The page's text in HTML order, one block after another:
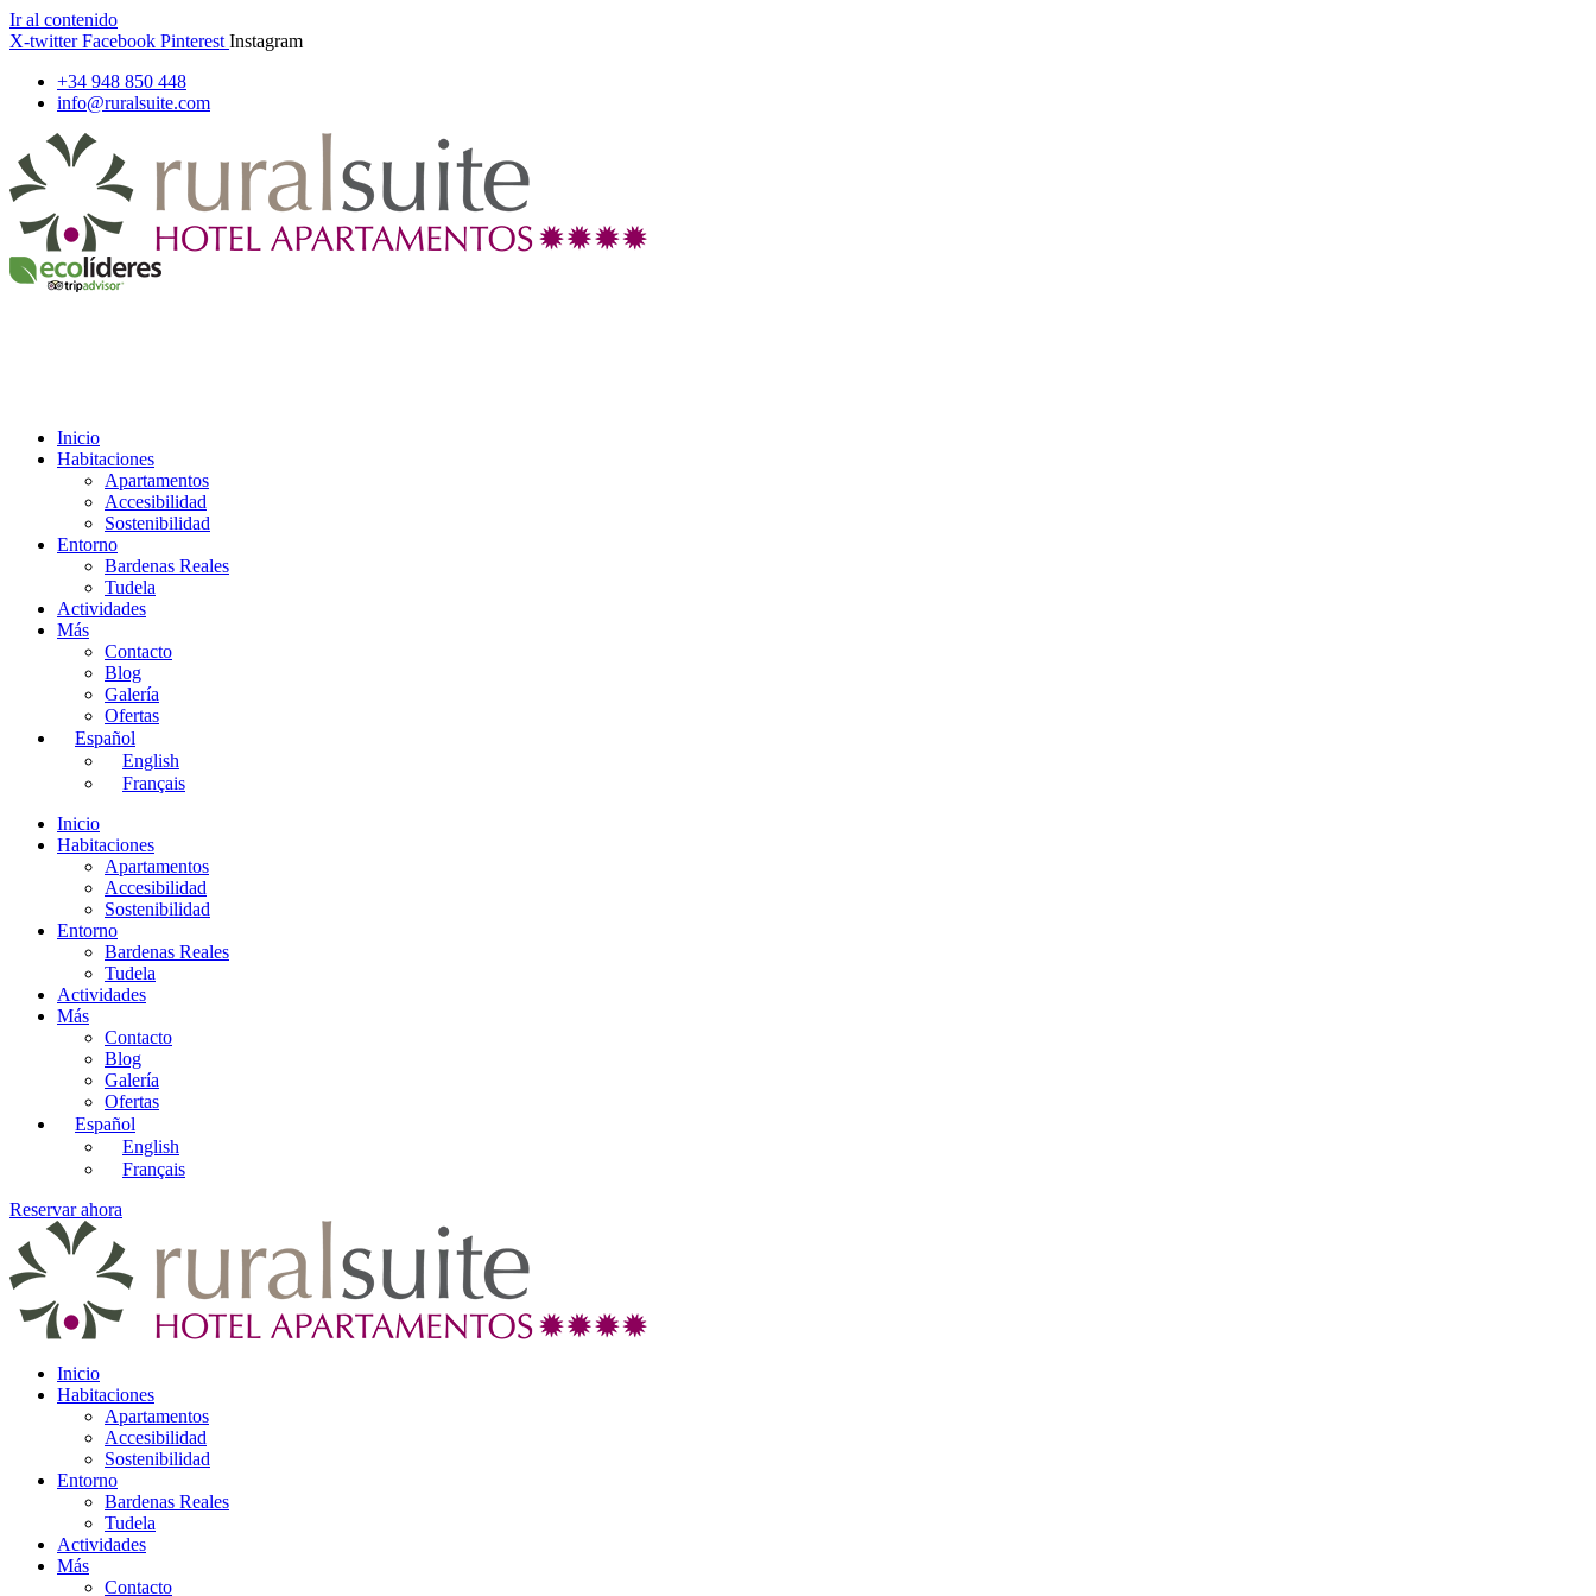
Ir al contenido
X-twitter Facebook Pinterest Instagram
+34 948 850 448
info@ruralsuite.com
Inicio
Habitaciones
Apartamentos
Accesibilidad
Sostenibilidad
Entorno
Bardenas Reales
Tudela
Actividades
Más
Contacto
Blog
Galería
Ofertas
Español
English
Français
Inicio
Habitaciones
Apartamentos
Accesibilidad
Sostenibilidad
Entorno
Bardenas Reales
Tudela
Actividades
Más
Contacto
Blog
Galería
Ofertas
Español
English
Français
Reservar ahora
Inicio
Habitaciones
Apartamentos
Accesibilidad
Sostenibilidad
Entorno
Bardenas Reales
Tudela
Actividades
Más
Contacto